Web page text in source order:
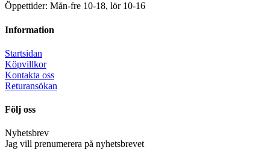
Öppettider: Mån-fre 10-18, lör 10-16
Information
Startsidan
Köpvillkor
Kontakta oss
Returansökan
Följ oss
Nyhetsbrev
Jag vill prenumerera på nyhetsbrevet